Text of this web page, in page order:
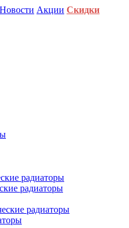
Новости Акции Скидки
радиаторы
радиаторы
радиаторы